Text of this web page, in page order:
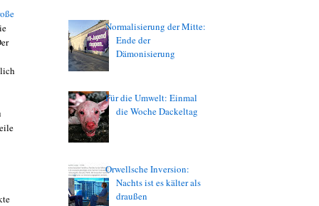
Normalisierung der Mitte:
Ende der
Dämonisierung
Für die Umwelt: Einmal
die Woche Dackeltag
Orwellsche Inversion:
Nachts ist es kälter als
draußen